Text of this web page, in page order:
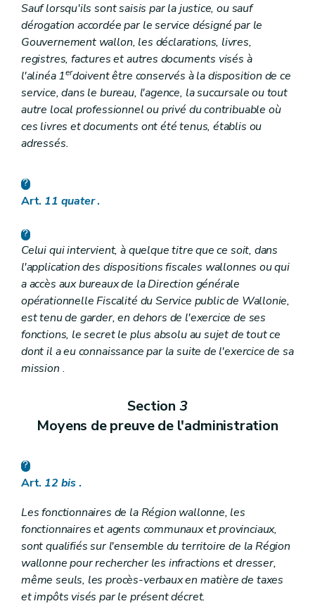
Sauf lorsqu'ils sont saisis par la justice, ou sauf
dérogation accordée par le service désigné par le
Gouvernement wallon, les déclarations, livres,
registres, factures et autres documents visés à
l'alinéa 1erdoivent être conservés à la disposition de ce
service, dans le bureau, l'agence, la succursale ou tout
autre local professionnel ou privé du contribuable où
ces livres et documents ont été tenus, établis ou
adressés.
Art. 11 quater .
Celui qui intervient, à quelque titre que ce soit, dans
l'application des dispositions fiscales wallonnes ou qui
a accès aux bureaux de la Direction générale
opérationnelle Fiscalité du Service public de Wallonie,
est tenu de garder, en dehors de l'exercice de ses
fonctions, le secret le plus absolu au sujet de tout ce
dont il a eu connaissance par la suite de l'exercice de sa
mission .
Section 3
Moyens de preuve de l'administration
Art. 12 bis .
Les fonctionnaires de la Région wallonne, les
fonctionnaires et agents communaux et provinciaux,
sont qualifiés sur l'ensemble du territoire de la Région
wallonne pour rechercher les infractions et dresser,
même seuls, les procès-verbaux en matière de taxes
et impôts visés par le présent décret.